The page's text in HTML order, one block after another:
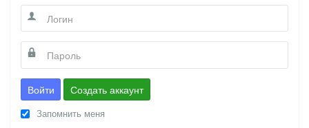
Войти Создать аккаунт
Запомнить меня